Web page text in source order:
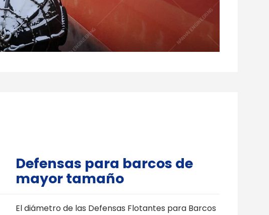
Defensas para barcos de
mayor tamaño
El diámetro de las Defensas Flotantes para Barcos